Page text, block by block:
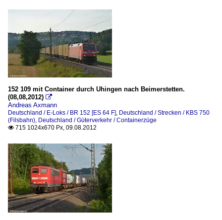
152 109 mit Container durch Uhingen nach Beimerstetten.
(08,08,2012) 
Andreas Axmann
Deutschland / E-Loks / BR 152 [ES 64 F], Deutschland / Strecken / KBS 750
(Filsbahn), Deutschland / Güterverkehr / Containerzüge
 715 1024x670 Px, 09.08.2012